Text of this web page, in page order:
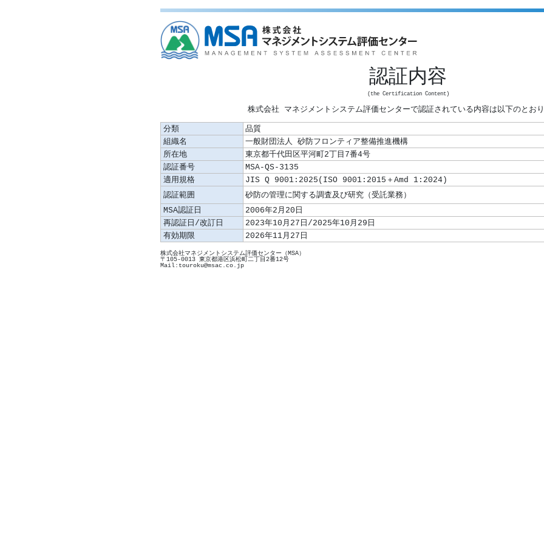
認証内容
(the Certification Content)
株式会社 マネジメントシステム評価センターで認証されている内容は以下のとお
分類
品質
組織名
一般財団法人 砂防フロンティア整備推進機構
所在地
東京都千代田区平河町2丁目7番4号
認証番号
MSA-QS-3135
適用規格
JIS Q 9001:2025(ISO 9001:2015＋Amd 1:2024)
認証範囲
MSA認証日
2006年2月20日
再認証日/改訂日
2023年10月27日/2025年10月29日
有効期限
2026年11月27日
株式会社マネジメントシステム評価センター（MSA）
〒105-0013 東京都港区浜松町二丁目2番12号
Mail:touroku@msac.co.jp